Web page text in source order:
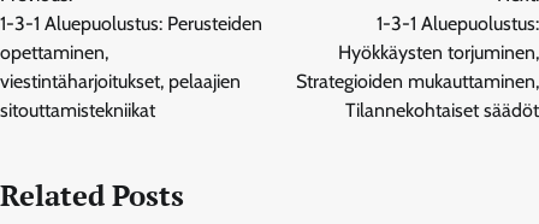
navigation
1-3-1 Aluepuolustus: Perusteiden
opettaminen,
viestintäharjoitukset, pelaajien
sitouttamistekniikat
1-3-1 Aluepuolustus:
Hyökkäysten torjuminen,
Strategioiden mukauttaminen,
Tilannekohtaiset säädöt
Related Posts